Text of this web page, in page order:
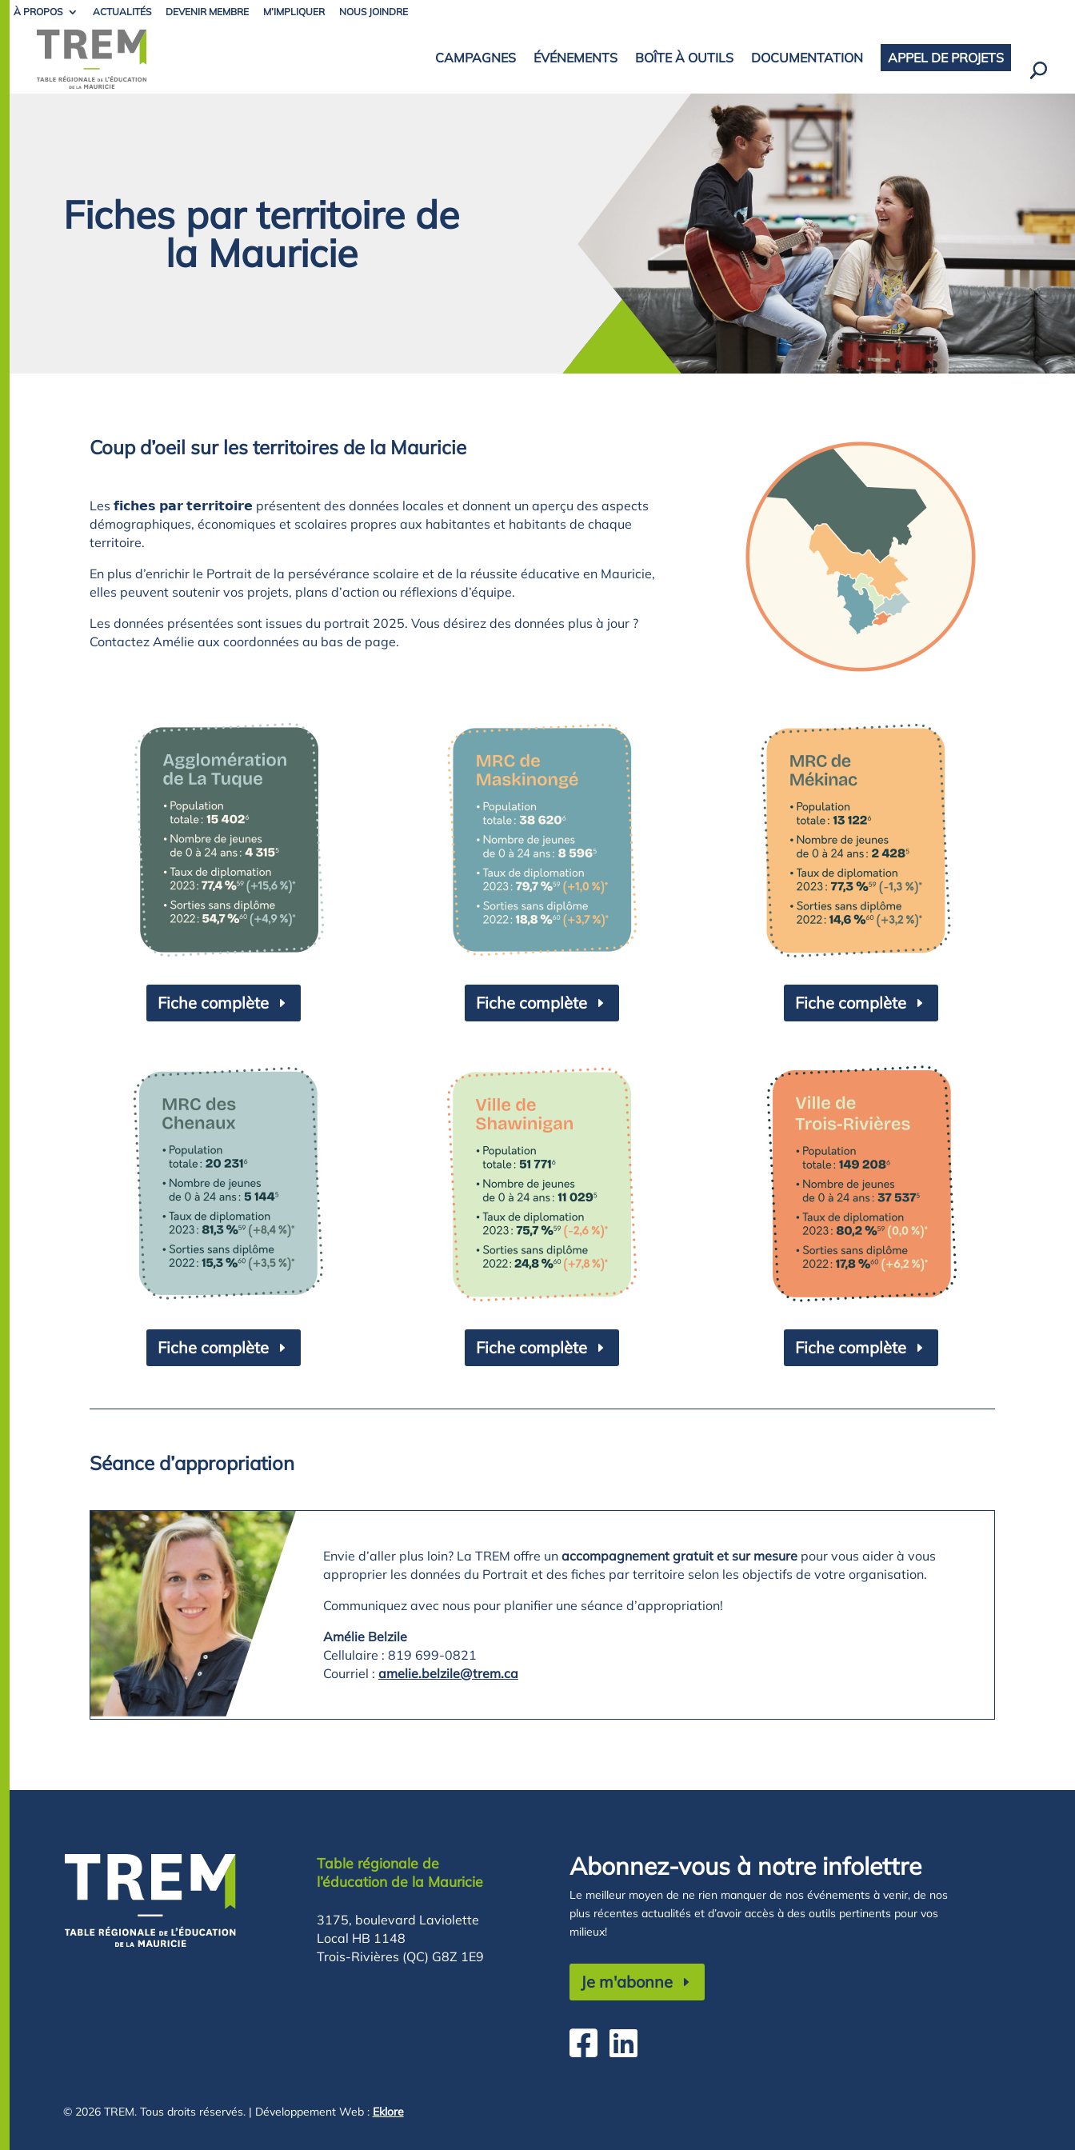
À PROPOS ACTUALITÉS DEVENIR MEMBRE M’IMPLIQUER NOUS JOINDRE
CAMPAGNES ÉVÉNEMENTS BOÎTE À OUTILS DOCUMENTATION APPEL DE PROJETS
Fiches par territoire de
la Mauricie
Coup d’oeil sur les territoires de la Mauricie
Les 𝗳𝗶𝗰𝗵𝗲𝘀 𝗽𝗮𝗿 𝘁𝗲𝗿𝗿𝗶𝘁𝗼𝗶𝗿𝗲 présentent des données locales et donnent un aperçu des aspects
démographiques, économiques et scolaires propres aux habitantes et habitants de chaque
territoire.
En plus d’enrichir le Portrait de la persévérance scolaire et de la réussite éducative en Mauricie,
elles peuvent soutenir vos projets, plans d’action ou réflexions d’équipe.
Les données présentées sont issues du portrait 2025. Vous désirez des données plus à jour ?
Contactez Amélie aux coordonnées au bas de page.
Fiche complète Fiche complète Fiche complète
Fiche complète Fiche complète Fiche complète
Séance d’appropriation
Envie d’aller plus loin? La TREM offre un accompagnement gratuit et sur mesurepour vous aider à vous
approprier les données du Portrait et des fiches par territoire selon les objectifs de votre organisation.
Communiquez avec nous pour planifier une séance d’appropriation!
Amélie Belzile
Cellulaire : 819 699-0821
Courriel : amelie.belzile@trem.ca
Table régionale de
l’éducation de la Mauricie
3175, boulevard Laviolette
Local HB 1148
Trois-Rivières (QC) G8Z 1E9
Abonnez-vous à notre infolettre
Le meilleur moyen de ne rien manquer de nos événements à venir, de nos
plus récentes actualités et d’avoir accès à des outils pertinents pour vos
milieux!
Je m'abonne
 
© 2026 TREM. Tous droits réservés. | Développement Web : Eklore